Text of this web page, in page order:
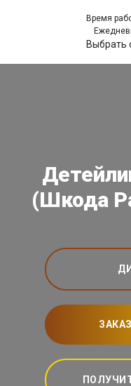
Время
Выбрать
(Шкода